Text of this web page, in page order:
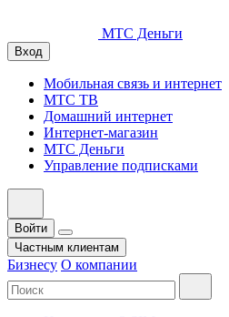
МТС Деньги
Вход
Мобильная связь и интернет
МТС ТВ
Домашний интернет
Интернет-магазин
МТС Деньги
Управление подписками
Войти
Частным клиентам
Бизнесу О компании